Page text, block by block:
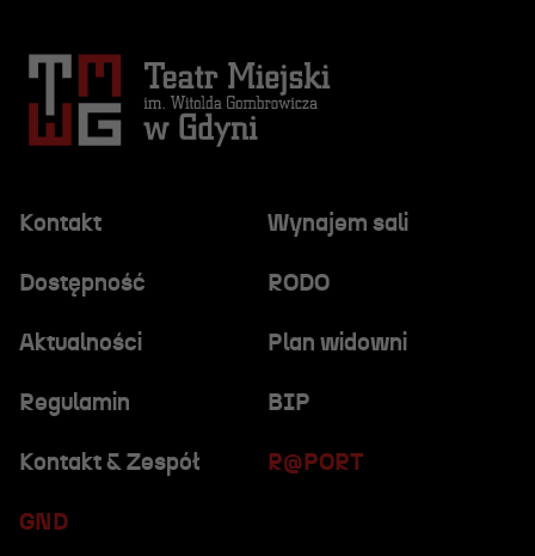
Kontakt Wynajem sali
Dostępność RODO
R@PORT
Aktualności Plan widowni
Regulamin BIP
GND
Kontakt & Zespół